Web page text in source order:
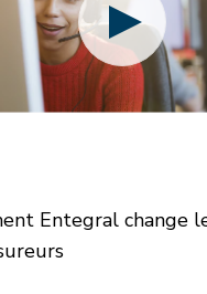
Entegral change